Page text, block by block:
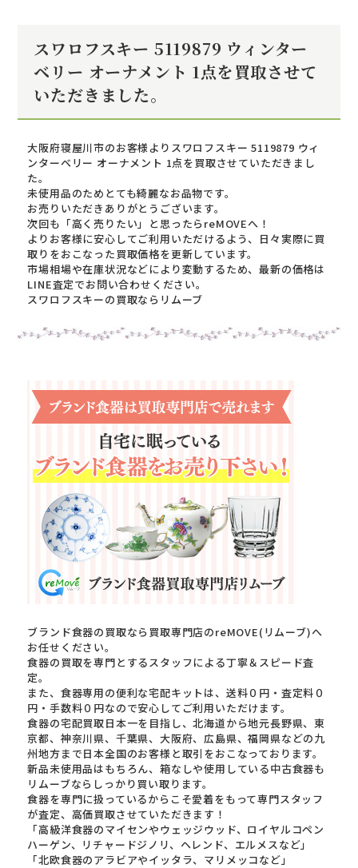
スワロフスキー 5119879 ウィンター
ベリー オーナメント 1点を買取させて
いただきました。
大阪府寝屋川市のお客様よりスワロフスキー 5119879 ウィ
ンターベリー オーナメント 1点を買取させていただきまし
た。
未使用品のためとても綺麗なお品物です。
お売りいただきありがとうございます。
次回も「高く売りたい」と思ったらreMOVEへ！
よりお客様に安心してご利用いただけるよう、日々実際に買
取りをおこなった買取価格を更新しています。
市場相場や在庫状況などにより変動するため、最新の価格は
LINE査定でお問い合わせください。
スワロフスキーの買取ならリムーブ
ブランド食器の買取なら買取専門店のreMOVE(リムーブ)へ
お任せください。
食器の買取を専門とするスタッフによる丁寧＆スピード査
定。
また、食器専用の便利な宅配キットは、送料０円・査定料０
円・手数料０円なので安心してご利用いただけます。
食器の宅配買取日本一を目指し、北海道から地元長野県、東
京都、神奈川県、千葉県、大阪府、広島県、福岡県などの九
州地方まで日本全国のお客様と取引をおこなっております。
新品未使用品はもちろん、箱なしや使用している中古食器も
リムーブならしっかり買い取ります。
食器を専門に扱っているからこそ愛着をもって専門スタッフ
が査定、高価買取させていただきます！
「高級洋食器のマイセンやウェッジウッド、ロイヤルコペン
ハーゲン、リチャードジノリ、ヘレンド、エルメスなど」
「北欧食器のアラビアやイッタラ、マリメッコなど」